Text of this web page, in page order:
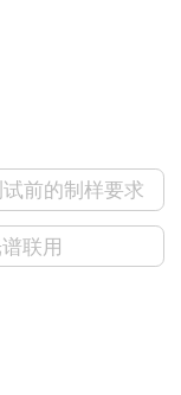
前的制样要求
联用